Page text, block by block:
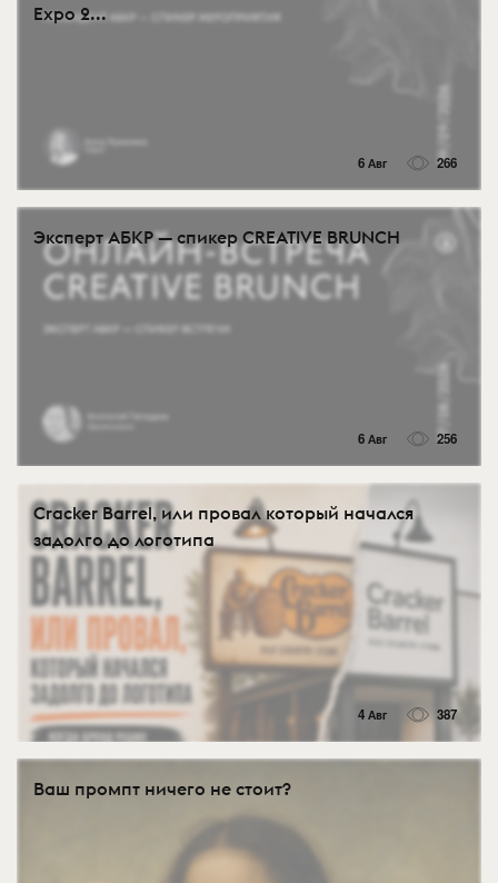
Expo 2...
6 Авг 266
Эксперт АБКР — спикер CREATIVE BRUNCH
6 Авг 256
Cracker Barrel, или провал который начался
задолго до логотипа
4 Авг 387
Ваш промпт ничего не стоит?